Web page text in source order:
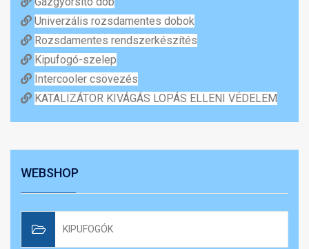
Univerzális rozsdamentes dobok
Rozsdamentes rendszerkészítés
Kipufogó-szelep
Intercooler csövezés
KATALIZÁTOR KIVÁGÁS LOPÁS ELLENI VÉDELEM
WEBSHOP
KIPUFOGÓK